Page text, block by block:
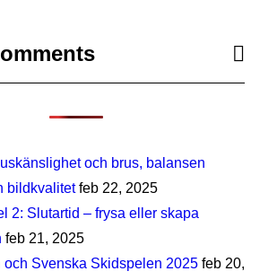
och brus, balansen
bildkvalitet feb 22, 2025
2: Slutartid – frysa eller skapa
feb 21, 2025
och Svenska Skidspelen 2025 feb 20,